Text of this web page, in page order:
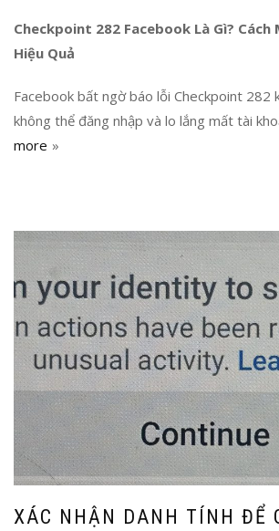
Checkpoint 282 Facebook Là Gì? Cách
Hiệu Quả
Facebook bất ngờ báo lỗi Checkpoint 282
không thể đăng nhập và lo lắng mất tài
more
XÁC NHẬN DANH TÍNH ĐỂ